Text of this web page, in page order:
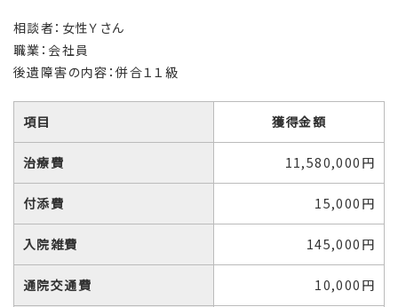
相談者：女性Ｙさん
職業：会社員
後遺障害の内容：併合１１級
項目 獲得金額
治療費 11,580,000円
付添費 15,000円
入院雑費 145,000円
通院交通費 10,000円